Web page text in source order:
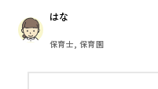
6月から副担が変わったの
離感が近いことや受け止め
その子が依存傾向になって
副担に叩くや大声で怒る
最近は、お昼寝の際にそ
はな
保育士, 保育園